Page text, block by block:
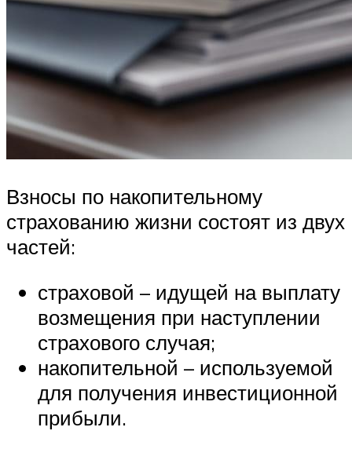
Взносы по накопительному
страхованию жизни состоят из двух
частей:
страховой – идущей на выплату
возмещения при наступлении
страхового случая;
накопительной – используемой
для получения инвестиционной
прибыли.